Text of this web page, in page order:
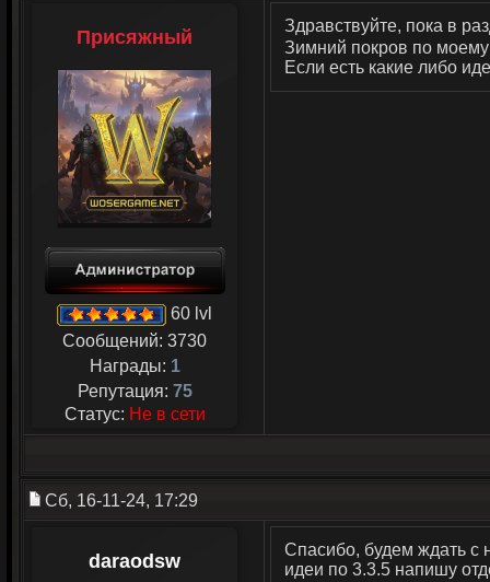
Присяжный
60 lvl
Сообщений: 3730
Награды: 1
Репутация: 75
Статус: Не в сети
Здравствуйте, пока в
Зимний покров по
Если есть какие либо
Сб, 16-11-24, 17:29
daraodsw
Спасибо, будем ждать с
идеи по 3.3.5 напишу